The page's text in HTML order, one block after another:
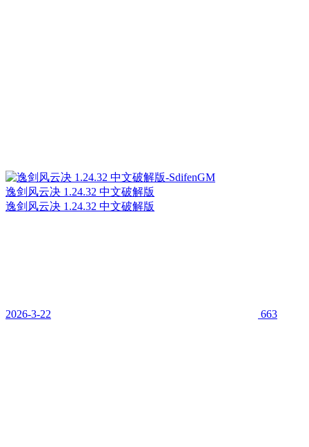
逸剑风云决 1.24.32 中文破解版
逸剑风云决 1.24.32 中文破解版
2026-3-22 663